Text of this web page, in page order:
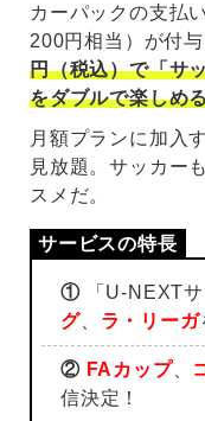
カーパックの支払
200円相当）が付与
円（税込）で「サ
をダブルで楽しめ
月額プランに加入
見放題。サッカー
スメだ。
①「U-NEXTサ
グ、 ラ・リーガ
② FAカップ、
信決定！